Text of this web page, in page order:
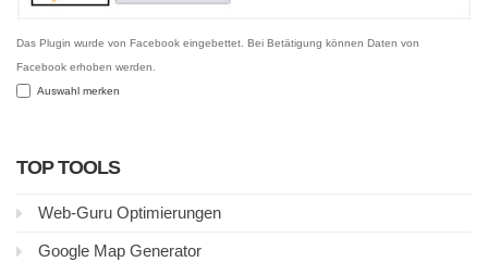
Das Plugin wurde von Facebook eingebettet. Bei Betätigung können Daten von
Facebook erhoben werden.
Auswahl merken
TOP TOOLS
Web-Guru Optimierungen
Google Map Generator